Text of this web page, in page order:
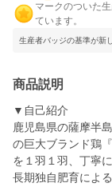
マークのついた
ています。
生産者バッジの基準が新
商品説明
▼自己紹介
鹿児島県の薩摩半
の巨大ブランド鶏
を１羽１羽、丁寧
長期独自肥育によ